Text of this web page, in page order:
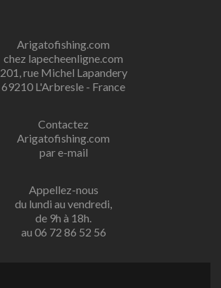
Arigatofishing.com
chez lapecheenligne.com
201, rue Michel Lapandery
69210 L'Arbresle - France
Contactez
Arigatofishing.com
par e-mail
Appellez-nous
du lundi au vendredi,
de 9h à 18h.
au 06 72 86 52 56